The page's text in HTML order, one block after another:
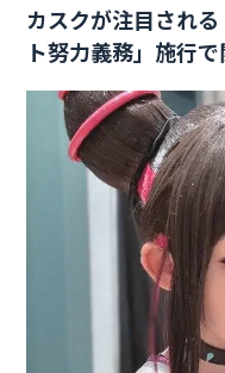
カスクが注目され
ト努力義務」施行